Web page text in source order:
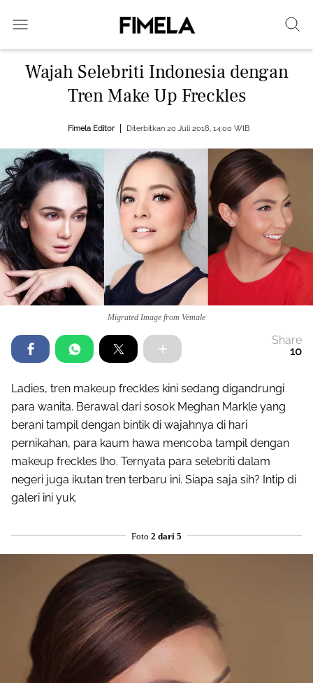
Wajah Selebriti Indonesia dengan
Tren Make Up Freckles
Fimela Editor Diterbitkan 20 Juli 2018, 14:00 WIB
Migrated Image from Vemale
Share
10
Ladies, tren makeup freckles kini sedang digandrungi
para wanita. Berawal dari sosok Meghan Markle yang
berani tampil dengan bintik di wajahnya di hari
pernikahan, para kaum hawa mencoba tampil dengan
makeup freckles lho. Ternyata para selebriti dalam
negeri juga ikutan tren terbaru ini. Siapa saja sih? Intip di
galeri ini yuk.
Foto 2 dari 5